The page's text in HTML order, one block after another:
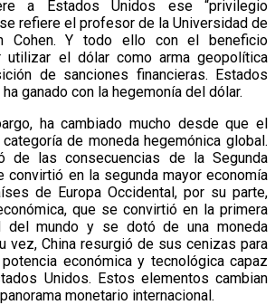
a Estados Unidos ese “privilegio
refiere el profesor de la Universidad de
Cohen. Y todo ello con el beneficio
utilizar el dólar como arma geopolítica
de sanciones financieras. Estados
ganado con la hegemonía del dólar.
ha cambiado mucho desde que el
de moneda hegemónica global.
de las consecuencias de la Segunda
convirtió en la segunda mayor economía
de Europa Occidental, por su parte,
que se convirtió en la primera
del mundo y se dotó de una moneda
vez, China resurgió de sus cenizas para
económica y tecnológica capaz
Unidos. Estos elementos cambian
monetario internacional.